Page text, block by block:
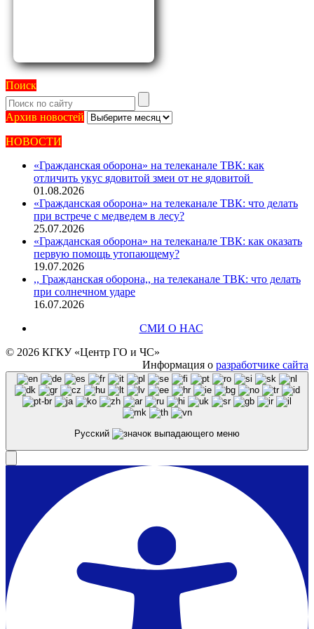
Поиск
Архив новостей
Архив
НОВОСТИ
«Гражданская оборона» на телеканале ТВК: как
отличить укус ядовитой змеи от не ядовитой
01.08.2026
«Гражданская оборона» на телеканале ТВК: что делать
при встрече с медведем в лесу?
25.07.2026
«Гражданская оборона» на телеканале ТВК: как оказать
первую помощь утопающему?
19.07.2026
,, Гражданская оборона,, на телеканале ТВК: что делать
при солнечном ударе
16.07.2026
СМИ О НАС
© 2026 КГКУ «Центр ГО и ЧС»
Информация о разработчике сайта
Русский